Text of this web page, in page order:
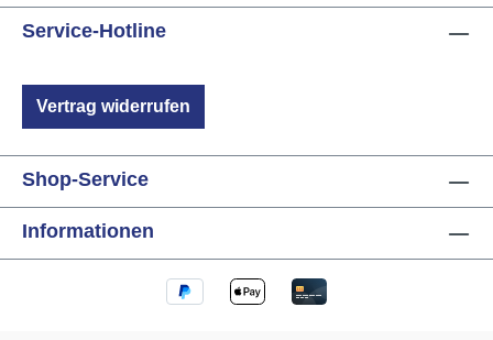
Sensorseite: T- und I-Anschluss Ausgänge
Typ: 2x Relais je 6A, gegeneinander
1.000.000 Schaltzyklen Schaltleistung:
empfohlen max. 800W Einschaltstrom: max.
bis +40°C Luftfeuchtigkeit: max. 80% rel.,
Verwendung in ortsfester Installation nach
in UP-Dose, nur ortsfeste Installation
Abmessungen (BxTxH): 50mm Ø x 22mm
Service-Hotline
Vertrag widerrufen
Shop-Service
Informationen